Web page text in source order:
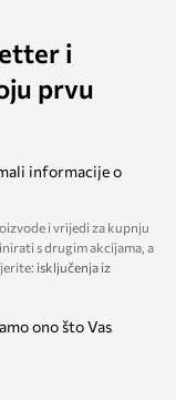
i
prvu
informacije o
i vrijedi za kupnju
s drugim akcijama, a
isključenja iz
ono što Vas